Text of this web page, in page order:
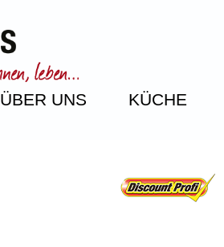
ÜBER UNS KÜCHE